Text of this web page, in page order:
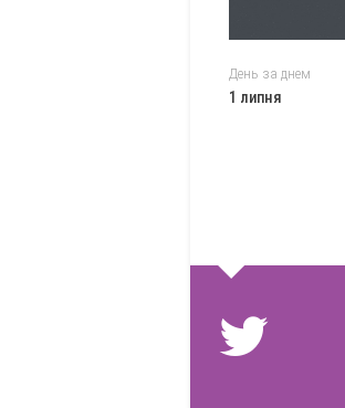
День за днем
1 липня